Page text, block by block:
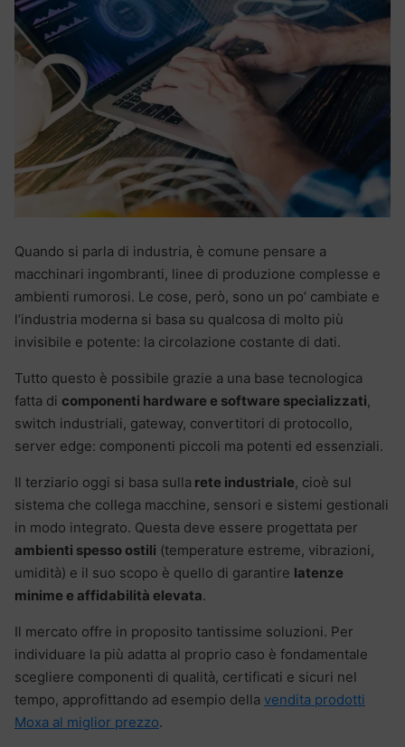
Quando si parla di industria, è comune pensare a
macchinari ingombranti, linee di produzione complesse e
ambienti rumorosi. Le cose, però, sono un po’ cambiate e
l’industria moderna si basa su qualcosa di molto più
invisibile e potente: la circolazione costante di dati.
Tutto questo è possibile grazie a una base tecnologica
fatta di componenti hardware e software specializzati,
switch industriali, gateway, convertitori di protocollo,
server edge: componenti piccoli ma potenti ed essenziali.
Il terziario oggi si basa sulla rete industriale, cioè sul
sistema che collega macchine, sensori e sistemi gestionali
in modo integrato. Questa deve essere progettata per
ambienti spesso ostili (temperature estreme, vibrazioni,
umidità) e il suo scopo è quello di garantire latenze
minime e affidabilità elevata.
Il mercato offre in proposito tantissime soluzioni. Per
individuare la più adatta al proprio caso è fondamentale
scegliere componenti di qualità, certificati e sicuri nel
tempo, approfittando ad esempio della vendita prodotti
Moxa al miglior prezzo.